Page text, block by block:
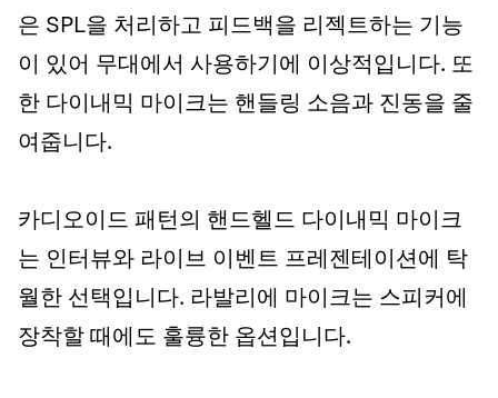
은 SPL을 처리하고 피드백을 리젝트하는 기능
이 있어 무대에서 사용하기에 이상적입니다. 또
한 다이내믹 마이크는 핸들링 소음과 진동을 줄
여줍니다.
카디오이드 패턴의 핸드헬드 다이내믹 마이크
는 인터뷰와 라이브 이벤트 프레젠테이션에 탁
월한 선택입니다. 라발리에 마이크는 스피커에
장착할 때에도 훌륭한 옵션입니다.